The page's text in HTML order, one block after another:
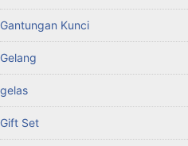
Gantungan Kunci
Gelang
gelas
Gift Set